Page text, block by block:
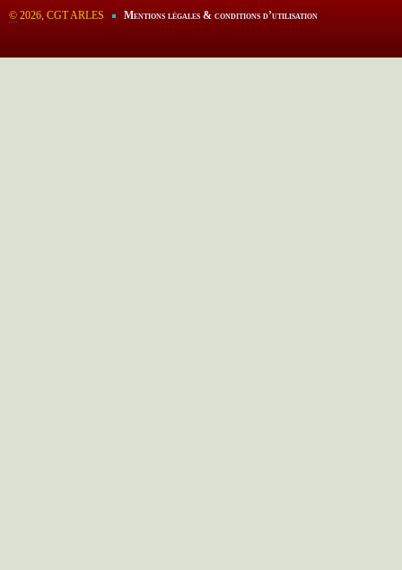
© 2026, CGT ARLES Mentions légales & conditions d’utilisation